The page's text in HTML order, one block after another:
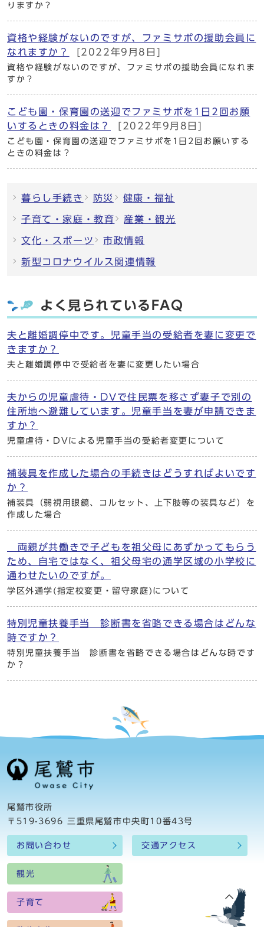
りますか？
資格や経験がないのですが、ファミサポの援助会員に
なれますか？
[2022年9月8日]
資格や経験がないのですが、ファミサポの援助会員になれま
すか？
こども園・保育園の送迎でファミサポを1日2回お願
いするときの料金は？
[2022年9月8日]
こども園・保育園の送迎でファミサポを1日2回お願いする
ときの料金は？
暮らし手続き 防災 健康・福祉
子育て・家庭・教育 産業・観光
文化・スポーツ 市政情報
新型コロナウイルス関連情報
よく見られているFAQ
夫と離婚調停中です。児童手当の受給者を妻に変更で
きますか？
夫と離婚調停中で受給者を妻に変更したい場合
夫からの児童虐待・DVで住民票を移さず妻子で別の
住所地へ避難しています。児童手当を妻が申請できま
すか？
児童虐待・DVによる児童手当の受給者変更について
補装具を作成した場合の手続きはどうすればよいです
か？
補装具（弱視用眼鏡、コルセット、上下肢等の装具など）を
作成した場合
両親が共働きで子どもを祖父母にあずかってもらう
ため、自宅ではなく、祖父母宅の通学区域の小学校に
通わせたいのですが。
学区外通学(指定校変更・留守家庭)について
特別児童扶養手当 診断書を省略できる場合はどんな
時ですか？
特別児童扶養手当 診断書を省略できる場合はどんな時です
か？
尾鷲市役所
〒519-3696 三重県尾鷲市中央町10番43号
お問い合わせ 交通アクセス
観光
子育て